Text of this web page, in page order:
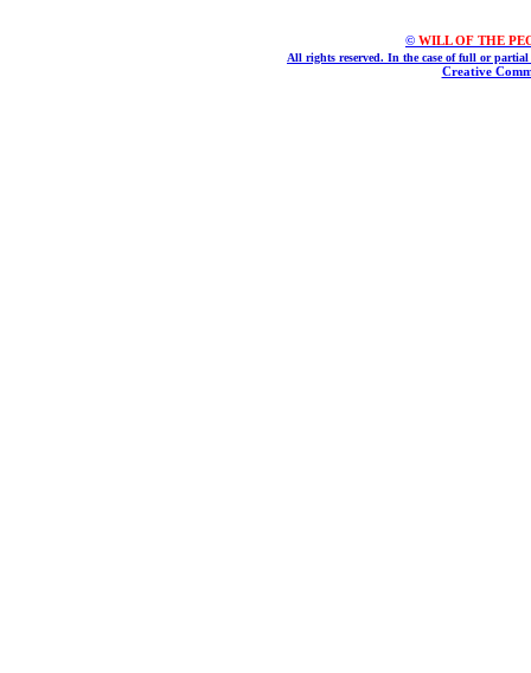
© WILL OF THE
All rights reserved. In the case of full or
Creative